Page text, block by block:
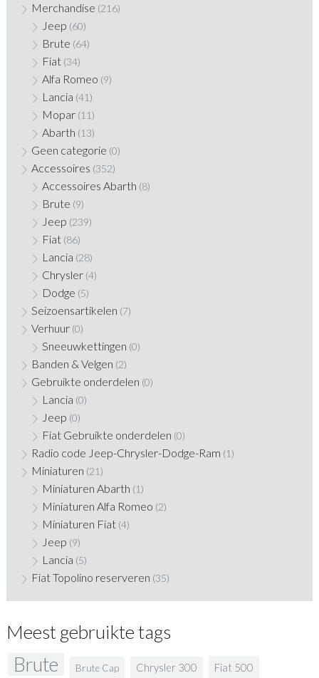
Merchandise (216)
Jeep (60)
Brute (64)
Fiat (34)
Alfa Romeo (9)
Lancia (41)
Mopar (11)
Abarth (13)
Geen categorie (0)
Accessoires (352)
Accessoires Abarth (8)
Brute (9)
Jeep (239)
Fiat (86)
Lancia (28)
Chrysler (4)
Dodge (5)
Seizoensartikelen (7)
Verhuur (0)
Sneeuwkettingen (0)
Banden & Velgen (2)
Gebruikte onderdelen (0)
Lancia (0)
Jeep (0)
Fiat Gebruikte onderdelen (0)
Radio code Jeep-Chrysler-Dodge-Ram (1)
Miniaturen (21)
Miniaturen Abarth (1)
Miniaturen Alfa Romeo (2)
Miniaturen Fiat (4)
Jeep (9)
Lancia (5)
Fiat Topolino reserveren (35)
Meest gebruikte tags
Brute Brute Cap Chrysler 300 Fiat 500